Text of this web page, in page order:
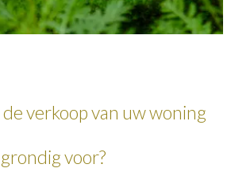
verkoop van uw woning
grondig voor?